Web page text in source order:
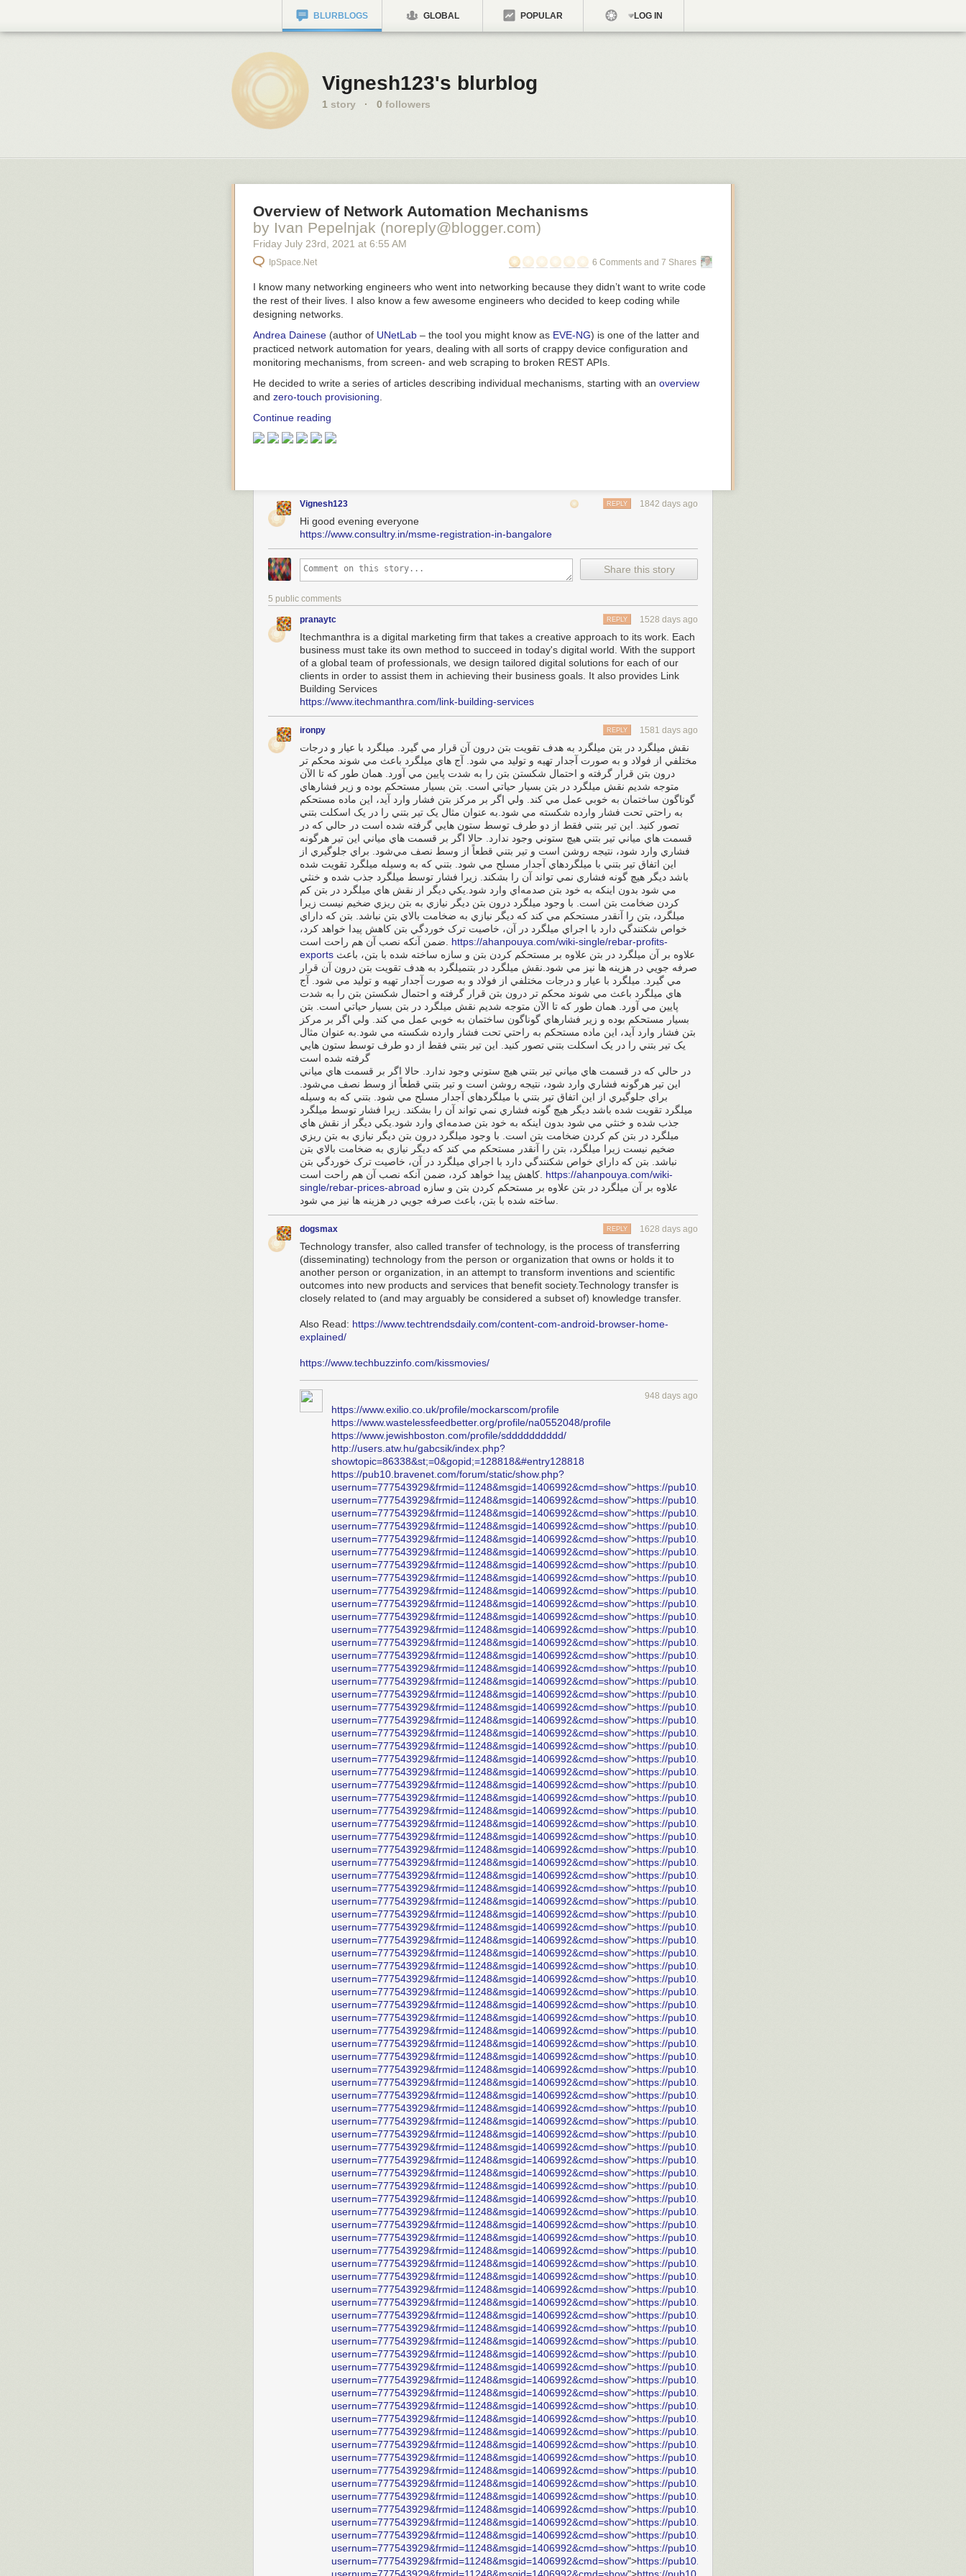
BLURBLOGS GLOBAL POPULAR LOG IN
Vignesh123's blurblog
1 story · 0 followers
Overview of Network Automation Mechanisms
by Ivan Pepelnjak (noreply@blogger.com)
Friday July 23rd , 2021 at 6:55 AM
IpSpace.net 6 Comments and 7 Shares
I know many networking engineers who went into networking because they didn’t want to write code
the rest of their lives. I also know a few awesome engineers who decided to keep coding while
designing networks.
Andrea Dainese (author of UNetLab – the tool you might know as EVE-NG) is one of the latter and
practiced network automation for years, dealing with all sorts of crappy device configuration and
monitoring mechanisms, from screen- and web scraping to broken REST APIs.
He decided to write a series of articles describing individual mechanisms, starting with an overview
and zero-touch provisioning
Continue reading
Vignesh123 1842 days ago
REPLY
Hi good evening everyone
https://www.consultry.in/msme-registration-in-bangalore
Share this story
5 public comments
pranaytc 1528 days ago
REPLY
Itechmanthra is a digital marketing firm that takes a creative approach to its work. Each
business must take its own method to succeed in today's digital world. With the support
of a global team of professionals, we design tailored digital solutions for each of our
clients in order to assist them in achieving their business goals. It also provides Link
Building Services
https://www.itechmanthra.com/link-building-services
ironpy 1581 days ago
REPLY
نقش ميلگرد در بتن ميلگرد به هدف تقويت بتن درون آن قرار مي ‌گيرد. ميلگرد با عيار و درجات
مختلفي از فولاد و به‌ صورت آجدار تهيه و توليد مي‌ شود. آج‌ هاي ميلگرد باعث مي ‌شوند محکم‌ تر
درون بتن قرار گرفته و احتمال شکستن بتن را به‌ شدت پايين مي‌ آورد. همان ‌طور که تا الآن
متوجه شديم نقش ميلگرد در بتن بسيار حياتي است. بتن بسيار مستحکم بوده و زير فشارهاي
گوناگون ساختمان به‌ خوبي عمل مي‌ کند. ولي اگر بر مرکز بتن فشار وارد آيد، اين ماده مستحکم
به ‌راحتي تحت‌ فشار وارده شکسته مي ‌شود.به‌ عنوان ‌مثال يک تير بتني را در يک اسکلت بتني
تصور کنيد. اين تير بتني فقط از دو طرف توسط ستون ‌هايي گرفته ‌شده است در حالي‌ که در
قسمت‌ هاي مياني تير بتني هيچ ستوني وجود ندارد. حالا اگر بر قسمت‌ هاي مياني اين تير هرگونه
فشاري وارد شود، نتيجه روشن است و تير بتني قطعاً از وسط نصف مي‌شود. براي جلوگيري از
اين اتفاق تير بتني با ميلگردهاي آجدار مسلح مي‌ شود. بتني که به‌ وسيله ميلگرد تقويت‌ شده
باشد ديگر هيچ‌ گونه فشاري نمي‌ تواند آن را بشکند. زيرا فشار توسط ميلگرد جذب‌ شده و خنثي
مي‌ شود بدون اينکه به خود بتن صدمه‌اي وارد شود.يکي ديگر از نقش‌ هاي ميلگرد در بتن کم
کردن ضخامت بتن است. با وجود ميلگرد درون بتن ديگر نيازي به بتن ‌ريزي ضخيم نيست زيرا
ميلگرد، بتن را آنقدر مستحکم مي‌ کند که ديگر نيازي به ضخامت بالاي بتن نباشد. بتن که داراي
خواص شکنندگي دارد با اجراي ميلگرد در آن، خاصيت ترک‌ خوردگي بتن کاهش پيدا خواهد کرد،
https://ahanpouya.com/wiki-single/rebar-profits-
exports
صرفه‌ جويي در هزينه‌ ها نيز مي‌ شود.نقش ميلگرد در بتنميلگرد به هدف تقويت بتن درون آن قرار
مي ‌گيرد. ميلگرد با عيار و درجات مختلفي از فولاد و به‌ صورت آجدار تهيه و توليد مي‌ شود. آج‌
هاي ميلگرد باعث مي ‌شوند محکم‌ تر درون بتن قرار گرفته و احتمال شکستن بتن را به‌ شدت
پايين مي‌ آورد. همان ‌طور که تا الآن متوجه شديم نقش ميلگرد در بتن بسيار حياتي است. بتن
بسيار مستحکم بوده و زير فشارهاي گوناگون ساختمان به‌ خوبي عمل مي‌ کند. ولي اگر بر مرکز
بتن فشار وارد آيد، اين ماده مستحکم به ‌راحتي تحت‌ فشار وارده شکسته مي ‌شود.به‌ عنوان ‌مثال
يک تير بتني را در يک اسکلت بتني تصور کنيد. اين تير بتني فقط از دو طرف توسط ستون ‌هايي
گرفته ‌شده است
در حالي‌ که در قسمت‌ هاي مياني تير بتني هيچ ستوني وجود ندارد. حالا اگر بر قسمت‌ هاي مياني
اين تير هرگونه فشاري وارد شود، نتيجه روشن است و تير بتني قطعاً از وسط نصف مي‌شود.
براي جلوگيري از اين اتفاق تير بتني با ميلگردهاي آجدار مسلح مي‌ شود. بتني که به‌ وسيله
ميلگرد تقويت‌ شده باشد ديگر هيچ‌ گونه فشاري نمي‌ تواند آن را بشکند. زيرا فشار توسط ميلگرد
جذب‌ شده و خنثي مي‌ شود بدون اينکه به خود بتن صدمه‌اي وارد شود.يکي ديگر از نقش‌ هاي
ميلگرد در بتن کم کردن ضخامت بتن است. با وجود ميلگرد درون بتن ديگر نيازي به بتن ‌ريزي
ضخيم نيست زيرا ميلگرد، بتن را آنقدر مستحکم مي‌ کند که ديگر نيازي به ضخامت بالاي بتن
نباشد. بتن که داراي خواص شکنندگي دارد با اجراي ميلگرد در آن، خاصيت ترک‌ خوردگي بتن
https://ahanpouya.com/wiki-
single/rebar-prices-abroad
dogsmax 1628 days ago
REPLY
Technology transfer, also called transfer of technology, is the process of transferring
(disseminating) technology from the person or organization that owns or holds it to
another person or organization, in an attempt to transform inventions and scientific
outcomes into new products and services that benefit society.Technology transfer is
closely related to (and may arguably be considered a subset of) knowledge transfer.
Also Read: https://www.techtrendsdaily.com/content-com-android-browser-home-
explained/
https://www.techbuzzinfo.com/kissmovies/
948 days ago
https://www.exilio.co.uk/profile/mockarscom/profile
https://www.wastelessfeedbetter.org/profile/na0552048/profile
https://www.jewishboston.com/profile/sdddddddddd/
http://users.atw.hu/gabcsik/index.php?
showtopic=86338&st;=0&gopid;=128818&#entry128818
https://pub10.bravenet.com/forum/static/show.php?
usernum=777543929&frmid=11248&msgid=1406992&cmd=show">https://pub10.bravenet.com/forum/static/show.php?
usernum=777543929&frmid=11248&msgid=1406992&cmd=show">https://pub10.bravenet.com/forum/static/show.php?
usernum=777543929&frmid=11248&msgid=1406992&cmd=show">https://pub10.bravenet.com/forum/static/show.php?
usernum=777543929&frmid=11248&msgid=1406992&cmd=show">https://pub10.bravenet.com/forum/static/show.php?
usernum=777543929&frmid=11248&msgid=1406992&cmd=show">https://pub10.bravenet.com/forum/static/show.php?
usernum=777543929&frmid=11248&msgid=1406992&cmd=show">https://pub10.bravenet.com/forum/static/show.php?
usernum=777543929&frmid=11248&msgid=1406992&cmd=show">https://pub10.bravenet.com/forum/static/show.php?
usernum=777543929&frmid=11248&msgid=1406992&cmd=show">https://pub10.bravenet.com/forum/static/show.php?
usernum=777543929&frmid=11248&msgid=1406992&cmd=show">https://pub10.bravenet.com/forum/static/show.php?
usernum=777543929&frmid=11248&msgid=1406992&cmd=show">https://pub10.bravenet.com/forum/static/show.php?
usernum=777543929&frmid=11248&msgid=1406992&cmd=show">https://pub10.bravenet.com/forum/static/show.php?
usernum=777543929&frmid=11248&msgid=1406992&cmd=show">https://pub10.bravenet.com/forum/static/show.php?
usernum=777543929&frmid=11248&msgid=1406992&cmd=show">https://pub10.bravenet.com/forum/static/show.php?
usernum=777543929&frmid=11248&msgid=1406992&cmd=show">https://pub10.bravenet.com/forum/static/show.php?
usernum=777543929&frmid=11248&msgid=1406992&cmd=show">https://pub10.bravenet.com/forum/static/show.php?
usernum=777543929&frmid=11248&msgid=1406992&cmd=show">https://pub10.bravenet.com/forum/static/show.php?
usernum=777543929&frmid=11248&msgid=1406992&cmd=show">https://pub10.bravenet.com/forum/static/show.php?
usernum=777543929&frmid=11248&msgid=1406992&cmd=show">https://pub10.bravenet.com/forum/static/show.php?
usernum=777543929&frmid=11248&msgid=1406992&cmd=show">https://pub10.bravenet.com/forum/static/show.php?
usernum=777543929&frmid=11248&msgid=1406992&cmd=show">https://pub10.bravenet.com/forum/static/show.php?
usernum=777543929&frmid=11248&msgid=1406992&cmd=show">https://pub10.bravenet.com/forum/static/show.php?
usernum=777543929&frmid=11248&msgid=1406992&cmd=show">https://pub10.bravenet.com/forum/static/show.php?
usernum=777543929&frmid=11248&msgid=1406992&cmd=show">https://pub10.bravenet.com/forum/static/show.php?
usernum=777543929&frmid=11248&msgid=1406992&cmd=show">https://pub10.bravenet.com/forum/static/show.php?
usernum=777543929&frmid=11248&msgid=1406992&cmd=show">https://pub10.bravenet.com/forum/static/show.php?
usernum=777543929&frmid=11248&msgid=1406992&cmd=show">https://pub10.bravenet.com/forum/static/show.php?
usernum=777543929&frmid=11248&msgid=1406992&cmd=show">https://pub10.bravenet.com/forum/static/show.php?
usernum=777543929&frmid=11248&msgid=1406992&cmd=show">https://pub10.bravenet.com/forum/static/show.php?
usernum=777543929&frmid=11248&msgid=1406992&cmd=show">https://pub10.bravenet.com/forum/static/show.php?
usernum=777543929&frmid=11248&msgid=1406992&cmd=show">https://pub10.bravenet.com/forum/static/show.php?
usernum=777543929&frmid=11248&msgid=1406992&cmd=show">https://pub10.bravenet.com/forum/static/show.php?
usernum=777543929&frmid=11248&msgid=1406992&cmd=show">https://pub10.bravenet.com/forum/static/show.php?
usernum=777543929&frmid=11248&msgid=1406992&cmd=show">https://pub10.bravenet.com/forum/static/show.php?
usernum=777543929&frmid=11248&msgid=1406992&cmd=show">https://pub10.bravenet.com/forum/static/show.php?
usernum=777543929&frmid=11248&msgid=1406992&cmd=show">https://pub10.bravenet.com/forum/static/show.php?
usernum=777543929&frmid=11248&msgid=1406992&cmd=show">https://pub10.bravenet.com/forum/static/show.php?
usernum=777543929&frmid=11248&msgid=1406992&cmd=show">https://pub10.bravenet.com/forum/static/show.php?
usernum=777543929&frmid=11248&msgid=1406992&cmd=show">https://pub10.bravenet.com/forum/static/show.php?
usernum=777543929&frmid=11248&msgid=1406992&cmd=show">https://pub10.bravenet.com/forum/static/show.php?
usernum=777543929&frmid=11248&msgid=1406992&cmd=show">https://pub10.bravenet.com/forum/static/show.php?
usernum=777543929&frmid=11248&msgid=1406992&cmd=show">https://pub10.bravenet.com/forum/static/show.php?
usernum=777543929&frmid=11248&msgid=1406992&cmd=show">https://pub10.bravenet.com/forum/static/show.php?
usernum=777543929&frmid=11248&msgid=1406992&cmd=show">https://pub10.bravenet.com/forum/static/show.php?
usernum=777543929&frmid=11248&msgid=1406992&cmd=show">https://pub10.bravenet.com/forum/static/show.php?
usernum=777543929&frmid=11248&msgid=1406992&cmd=show">https://pub10.bravenet.com/forum/static/show.php?
usernum=777543929&frmid=11248&msgid=1406992&cmd=show">https://pub10.bravenet.com/forum/static/show.php?
usernum=777543929&frmid=11248&msgid=1406992&cmd=show">https://pub10.bravenet.com/forum/static/show.php?
usernum=777543929&frmid=11248&msgid=1406992&cmd=show">https://pub10.bravenet.com/forum/static/show.php?
usernum=777543929&frmid=11248&msgid=1406992&cmd=show">https://pub10.bravenet.com/forum/static/show.php?
usernum=777543929&frmid=11248&msgid=1406992&cmd=show">https://pub10.bravenet.com/forum/static/show.php?
usernum=777543929&frmid=11248&msgid=1406992&cmd=show">https://pub10.bravenet.com/forum/static/show.php?
usernum=777543929&frmid=11248&msgid=1406992&cmd=show">https://pub10.bravenet.com/forum/static/show.php?
usernum=777543929&frmid=11248&msgid=1406992&cmd=show">https://pub10.bravenet.com/forum/static/show.php?
usernum=777543929&frmid=11248&msgid=1406992&cmd=show">https://pub10.bravenet.com/forum/static/show.php?
usernum=777543929&frmid=11248&msgid=1406992&cmd=show">https://pub10.bravenet.com/forum/static/show.php?
usernum=777543929&frmid=11248&msgid=1406992&cmd=show">https://pub10.bravenet.com/forum/static/show.php?
usernum=777543929&frmid=11248&msgid=1406992&cmd=show">https://pub10.bravenet.com/forum/static/show.php?
usernum=777543929&frmid=11248&msgid=1406992&cmd=show">https://pub10.bravenet.com/forum/static/show.php?
usernum=777543929&frmid=11248&msgid=1406992&cmd=show">https://pub10.bravenet.com/forum/static/show.php?
usernum=777543929&frmid=11248&msgid=1406992&cmd=show">https://pub10.bravenet.com/forum/static/show.php?
usernum=777543929&frmid=11248&msgid=1406992&cmd=show">https://pub10.bravenet.com/forum/static/show.php?
usernum=777543929&frmid=11248&msgid=1406992&cmd=show">https://pub10.bravenet.com/forum/static/show.php?
usernum=777543929&frmid=11248&msgid=1406992&cmd=show">https://pub10.bravenet.com/forum/static/show.php?
usernum=777543929&frmid=11248&msgid=1406992&cmd=show">https://pub10.bravenet.com/forum/static/show.php?
usernum=777543929&frmid=11248&msgid=1406992&cmd=show">https://pub10.bravenet.com/forum/static/show.php?
usernum=777543929&frmid=11248&msgid=1406992&cmd=show">https://pub10.bravenet.com/forum/static/show.php?
usernum=777543929&frmid=11248&msgid=1406992&cmd=show">https://pub10.bravenet.com/forum/static/show.php?
usernum=777543929&frmid=11248&msgid=1406992&cmd=show">https://pub10.bravenet.com/forum/static/show.php?
usernum=777543929&frmid=11248&msgid=1406992&cmd=show">https://pub10.bravenet.com/forum/static/show.php?
usernum=777543929&frmid=11248&msgid=1406992&cmd=show">https://pub10.bravenet.com/forum/static/show.php?
usernum=777543929&frmid=11248&msgid=1406992&cmd=show">https://pub10.bravenet.com/forum/static/show.php?
usernum=777543929&frmid=11248&msgid=1406992&cmd=show">https://pub10.bravenet.com/forum/static/show.php?
usernum=777543929&frmid=11248&msgid=1406992&cmd=show">https://pub10.bravenet.com/forum/static/show.php?
usernum=777543929&frmid=11248&msgid=1406992&cmd=show">https://pub10.bravenet.com/forum/static/show.php?
usernum=777543929&frmid=11248&msgid=1406992&cmd=show">https://pub10.bravenet.com/forum/static/show.php?
usernum=777543929&frmid=11248&msgid=1406992&cmd=show">https://pub10.bravenet.com/forum/static/show.php?
usernum=777543929&frmid=11248&msgid=1406992&cmd=show">https://pub10.bravenet.com/forum/static/show.php?
usernum=777543929&frmid=11248&msgid=1406992&cmd=show">https://pub10.bravenet.com/forum/static/show.php?
usernum=777543929&frmid=11248&msgid=1406992&cmd=show">https://pub10.bravenet.com/forum/static/show.php?
usernum=777543929&frmid=11248&msgid=1406992&cmd=show">https://pub10.bravenet.com/forum/static/show.php?
usernum=777543929&frmid=11248&msgid=1406992&cmd=show">https://pub10.bravenet.com/forum/static/show.php?
usernum=777543929&frmid=11248&msgid=1406992&cmd=show">https://pub10.bravenet.com/forum/static/show.php?
usernum=777543929&frmid=11248&msgid=1406992&cmd=show">https://pub10.bravenet.com/forum/static/show.php?
usernum=777543929&frmid=11248&msgid=1406992&cmd=show">https://pub10.bravenet.com/forum/static/show.php?